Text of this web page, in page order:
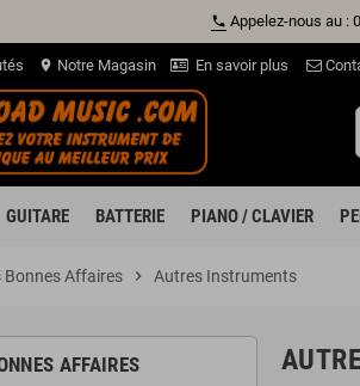
phone Appelez-nous au :
location_on Notre Magasin En savoir plus
GUITARE BATTERIE PIANO / CLAVIER
Bonnes Affaires chevron_right Autres Instruments
AFFAIRES